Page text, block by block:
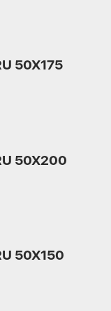
50X175
50X200
50X150